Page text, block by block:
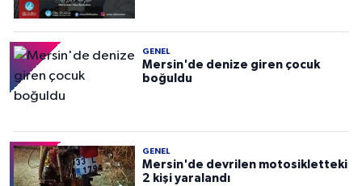
GENEL
Mersin'de denize giren çocuk
boğuldu
GENEL
Mersin'de devrilen motosikletteki
2 kişi yaralandı